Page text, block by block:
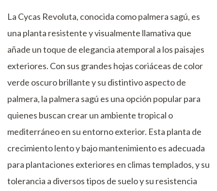
La Cycas Revoluta, conocida como palmera sagú, es
una planta resistente y visualmente llamativa que
añade un toque de elegancia atemporal a los paisajes
exteriores. Con sus grandes hojas coriáceas de color
verde oscuro brillante y su distintivo aspecto de
palmera, la palmera sagú es una opción popular para
quienes buscan crear un ambiente tropical o
mediterráneo en su entorno exterior. Esta planta de
crecimiento lento y bajo mantenimiento es adecuada
para plantaciones exteriores en climas templados, y su
tolerancia a diversos tipos de suelo y su resistencia